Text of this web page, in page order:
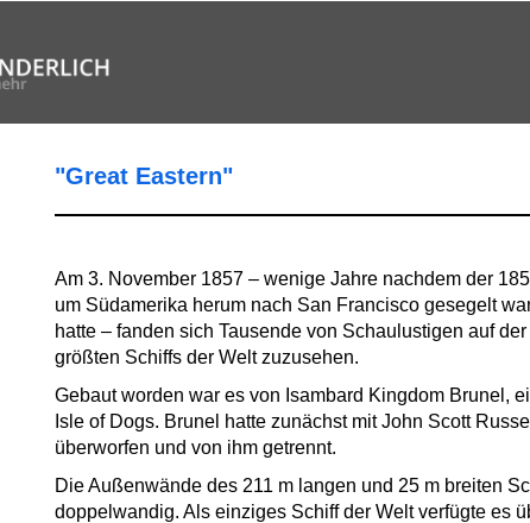
"Great Eastern"
Am 3. November 1857 – wenige Jahre nachdem der
um Südamerika herum nach San Francisco gesegelt
hatte – fanden sich Tausende von Schaulustigen auf
größten Schiffs der Welt zuzusehen.
Gebaut worden war es von Isambard Kingdom Brunel,
Isle of Dogs. Brunel hatte zunächst mit John Scott
überworfen und von ihm getrennt.
Die Außenwände des 211 m langen und 25 m breiten
doppelwandig. Als einziges Schiff der Welt verfügte es